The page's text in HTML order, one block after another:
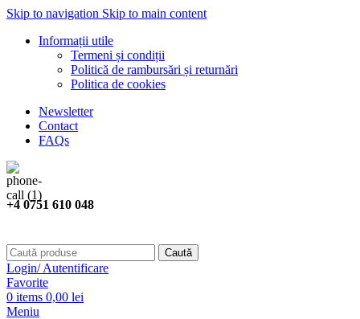
Skip to navigation Skip to main content
Informații utile
Termeni și condiții
Politică de rambursări și returnări
Politica de cookies
Newsletter
Contact
FAQs
+4 0751 610 048
Caută
Login/ Autentificare
Favorite
0 items 0,00 lei
Meniu